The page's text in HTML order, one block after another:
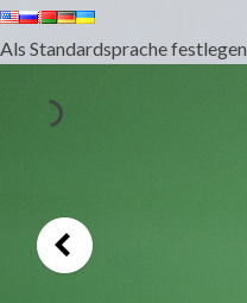
Als Standardsprache festlegen